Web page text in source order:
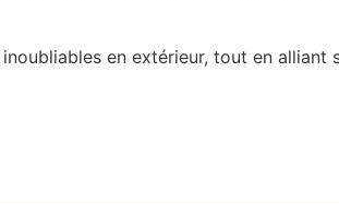
en extérieur, tout en alliant